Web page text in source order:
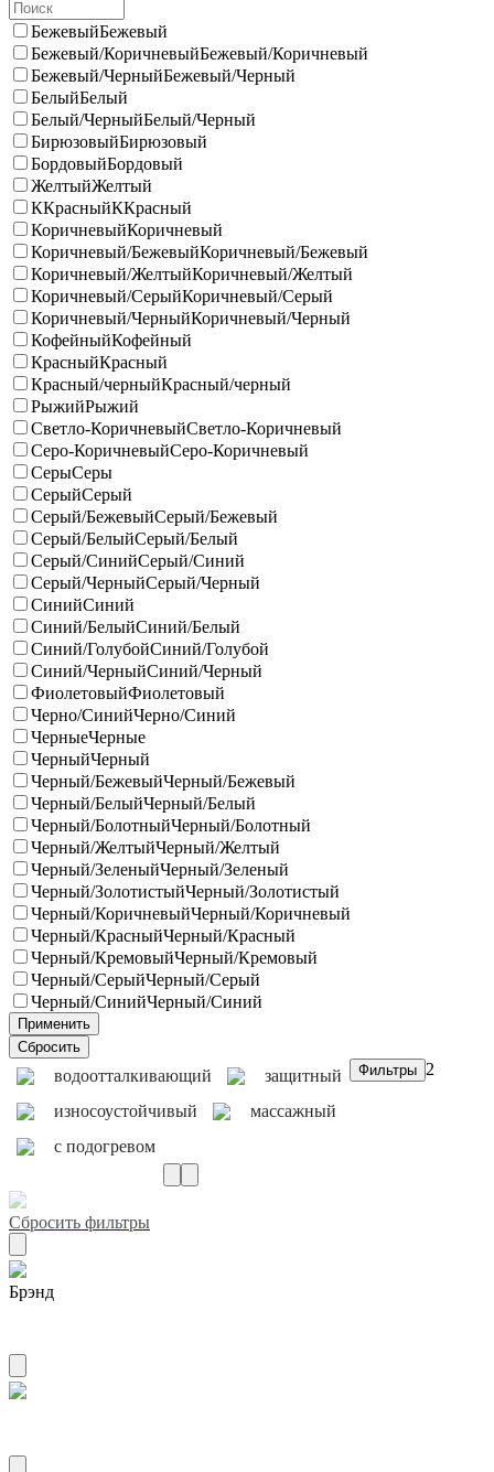
БежевыйБежевый
Бежевый/КоричневыйБежевый/Коричневый
Бежевый/ЧерныйБежевый/Черный
БелыйБелый
Белый/ЧерныйБелый/Черный
БирюзовыйБирюзовый
БордовыйБордовый
ЖелтыйЖелтый
ККрасныйККрасный
КоричневыйКоричневый
Коричневый/БежевыйКоричневый/Бежевый
Коричневый/ЖелтыйКоричневый/Желтый
Коричневый/СерыйКоричневый/Серый
Коричневый/ЧерныйКоричневый/Черный
КофейныйКофейный
КрасныйКрасный
Красный/черныйКрасный/черный
РыжийРыжий
Светло-КоричневыйСветло-Коричневый
Серо-КоричневыйСеро-Коричневый
СерыСеры
СерыйСерый
Серый/БежевыйСерый/Бежевый
Серый/БелыйСерый/Белый
Серый/СинийСерый/Синий
Серый/ЧерныйСерый/Черный
СинийСиний
Синий/БелыйСиний/Белый
Синий/ГолубойСиний/Голубой
Синий/ЧерныйСиний/Черный
ФиолетовыйФиолетовый
Черно/СинийЧерно/Синий
ЧерныеЧерные
ЧерныйЧерный
Черный/БежевыйЧерный/Бежевый
Черный/БелыйЧерный/Белый
Черный/БолотныйЧерный/Болотный
Черный/ЖелтыйЧерный/Желтый
Черный/ЗеленыйЧерный/Зеленый
Черный/ЗолотистыйЧерный/Золотистый
Черный/КоричневыйЧерный/Коричневый
Черный/КрасныйЧерный/Красный
Черный/КремовыйЧерный/Кремовый
Черный/СерыйЧерный/Серый
Черный/СинийЧерный/Синий
водоотталкивающий
защитный
износоустойчивый
массажный
с подогревом
2
Сбросить фильтры
Брэнд